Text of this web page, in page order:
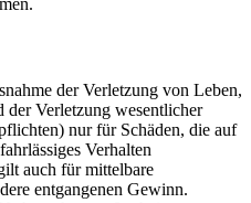
der Verletzung von Leben,
Verletzung wesentlicher
nur für Schäden, die auf
Verhalten
auch für mittelbare
entgangenen Gewinn.